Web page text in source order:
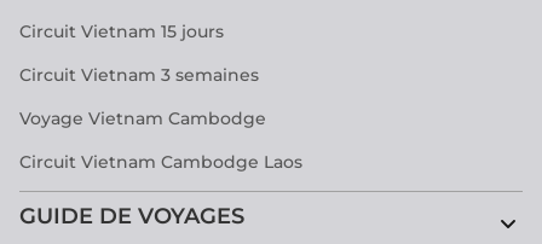
Circuit Vietnam 15 jours
Circuit Vietnam 3 semaines
Voyage Vietnam Cambodge
Circuit Vietnam Cambodge Laos
GUIDE DE VOYAGES